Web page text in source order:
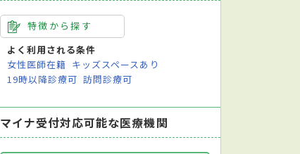
特徴から探す
よく利用される条件
女性医師在籍 キッズスペースあり
19時以降診療可 訪問診療可
マイナ受付対応可能な医療機関